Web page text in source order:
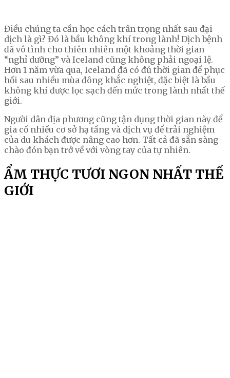
Điều chúng ta cần học cách trân trọng nhất sau đại
dịch là gì? Đó là bầu không khí trong lành! Dịch bệnh
đã vô tình cho thiên nhiên một khoảng thời gian
“nghỉ dưỡng” và Iceland cũng không phải ngoại lệ.
Hơn 1 năm vừa qua, Iceland đã có đủ thời gian để phục
hồi sau nhiều mùa đông khắc nghiệt, đặc biệt là bầu
không khí được lọc sạch đến mức trong lành nhất thế
giới.
Người dân địa phương cũng tận dụng thời gian này để
gia cố nhiều cơ sở hạ tầng và dịch vụ để trải nghiệm
của du khách được nâng cao hơn. Tất cả đã sẵn sàng
chào đón bạn trở về với vòng tay của tự nhiên.
ẨM THỰC TƯƠI NGON NHẤT THẾ
GIỚI